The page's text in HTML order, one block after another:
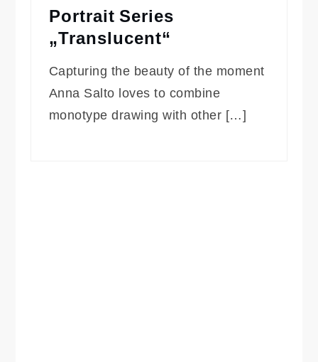
Portrait Series
„Translucent“
Capturing the beauty of the moment
Anna Salto loves to combine
monotype drawing with other […]